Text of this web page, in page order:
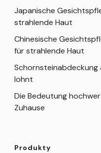
Japanische
strahlende Haut
Chinesische
für strahlende Haut
Schornsteinabdeckung
lohnt
Die Bedeutung
Zuhause
Produkty